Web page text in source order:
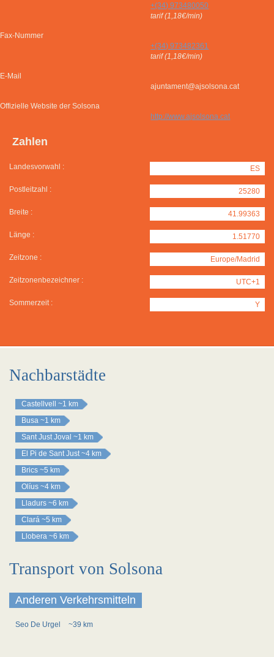
+(34) 973480050
tarif (1,18€/min)
Fax-Nummer
+(34) 973482361
tarif (1,18€/min)
E-Mail
ajuntament@ajsolsona.cat
Offizielle Website der Solsona
http://www.ajsolsona.cat
Zahlen
Landesvorwahl : ES
Postleitzahl : 25280
Breite : 41.99363
Länge : 1.51770
Zeitzone : Europe/Madrid
Zeitzonenbezeichner : UTC+1
Sommerzeit : Y
Nachbarstädte
Castellvell
~1 km
Busa ~1 km
Sant Just Joval ~1 km
El Pi de Sant Just ~4 km
Brics ~5 km
Olíus ~4 km
Lladurs ~6 km
Clará ~5 km
Llobera ~6 km
Transport von Solsona
Anderen Verkehrsmitteln
Seo De Urgel ~39 km